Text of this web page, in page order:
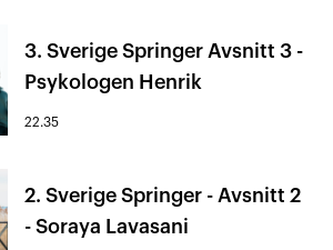
3. Sverige Springer Avsnitt 3 -
Psykologen Henrik
22.35
2. Sverige Springer - Avsnitt 2
- Soraya Lavasani